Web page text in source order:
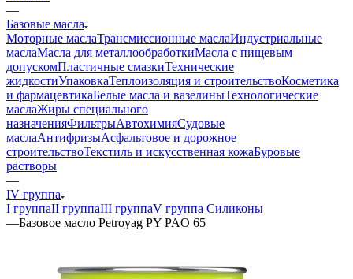
—
Базовые масла
Моторные маслаТрансмиссионные маслаИндустриальные
маслаМасла для металлообработкиМасла с пищевым
допускомПластичные смазкиТехнические
жидкостиУпаковкаТеплоизоляция и строительствоКосметика
и фармацевтикаБелые масла и вазелиныТехнологические
маслаЖиры специального
назначенияФильтрыАвтохимияСудовые
маслаАнтифризыАсфальтовое и дорожное
строительствоТекстиль и искусственная кожаБуровые
растворы
—
IV группа
I группаII группаIII группаV группа Силиконы
—Базовое масло Petroyag PY PAO 65